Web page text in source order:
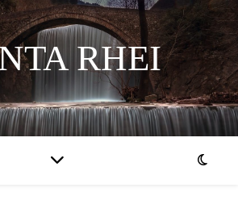
RHEI